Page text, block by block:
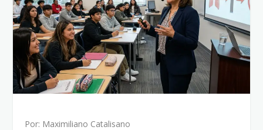
Por: Maximiliano Catalisano